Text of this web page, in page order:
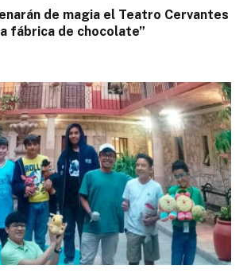
de magia el Teatro Cervantes
fábrica de chocolate”